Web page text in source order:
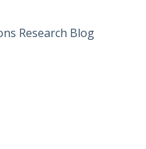
Research Blog